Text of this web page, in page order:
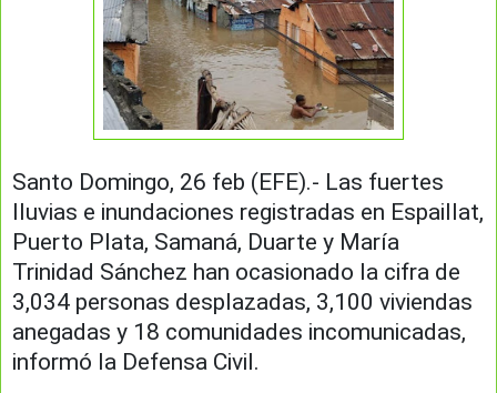
Santo Domingo, 26 feb (EFE).- Las fuertes
lluvias e inundaciones registradas en Espaillat,
Puerto Plata, Samaná, Duarte y María
Trinidad Sánchez han ocasionado la cifra de
3,034 personas desplazadas, 3,100 viviendas
anegadas y 18 comunidades incomunicadas,
informó la Defensa Civil.